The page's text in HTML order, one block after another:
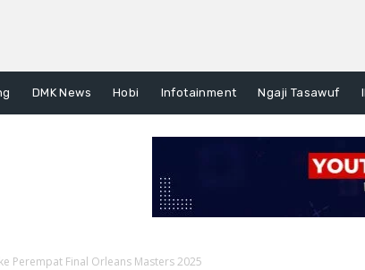
DMK News Hobi Infotainment Ngaji Tasawuf
Perempat Final Orleans Masters 2025